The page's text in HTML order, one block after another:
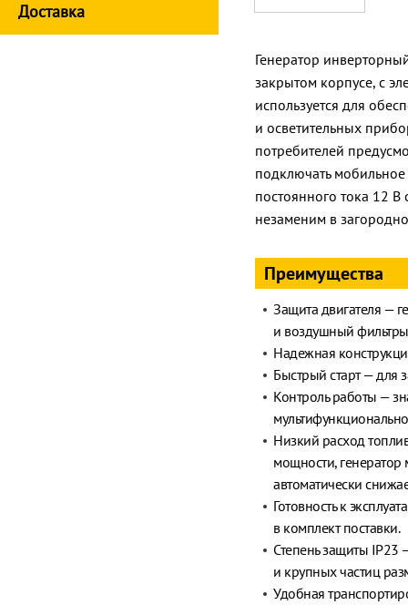
Доставка
Генератор
закрытом корпусе, с
используется для
и осветительных
потребителей
подключать
постоянного тока 12 В
незаменим в
Преимущества
Защита двигателя —
и воздушный
Надежная
Быстрый старт — для
Контроль работы —
Низкий расход
мощности, генератор
автоматически
Готовность к
в комплект поставки.
Степень защиты
и крупных частиц
Удобная